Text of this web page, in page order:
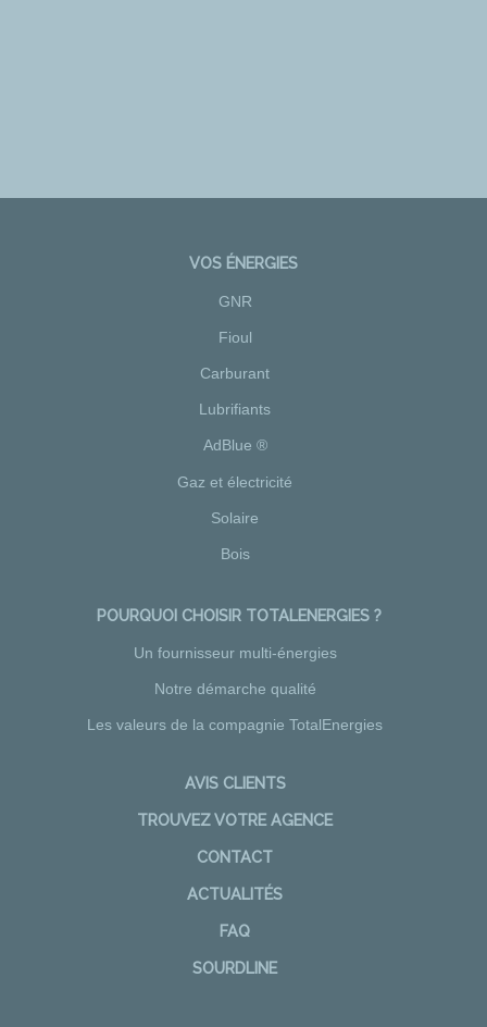
VOS ÉNERGIES
GNR
Fioul
Carburant
Lubrifiants
AdBlue ®
Gaz et électricité
Solaire
Bois
POURQUOI CHOISIR TOTALENERGIES ?
Un fournisseur multi-énergies
Notre démarche qualité
Les valeurs de la compagnie TotalEnergies
AVIS CLIENTS
TROUVEZ VOTRE AGENCE
CONTACT
ACTUALITÉS
FAQ
SOURDLINE